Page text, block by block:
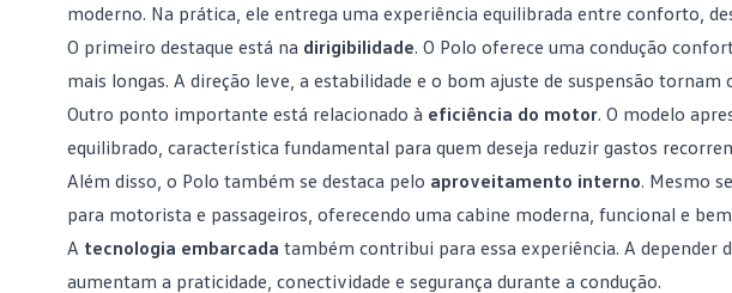
moderno. Na prática, ele entrega uma experiência equilibrada entre conforto,
O primeiro destaque está na dirigibilidade. O Polo oferece uma condução
mais longas. A direção leve, a estabilidade e o bom ajuste de suspensão
Outro ponto importante está relacionado à eficiência do motor. O modelo
equilibrado, característica fundamental para quem deseja reduzir gastos
Além disso, o Polo também se destaca pelo aproveitamento interno. Mesmo
para motorista e passageiros, oferecendo uma cabine moderna, funcional e
A tecnologia embarcada também contribui para essa experiência. A depender
aumentam a praticidade, conectividade e segurança durante a condução.